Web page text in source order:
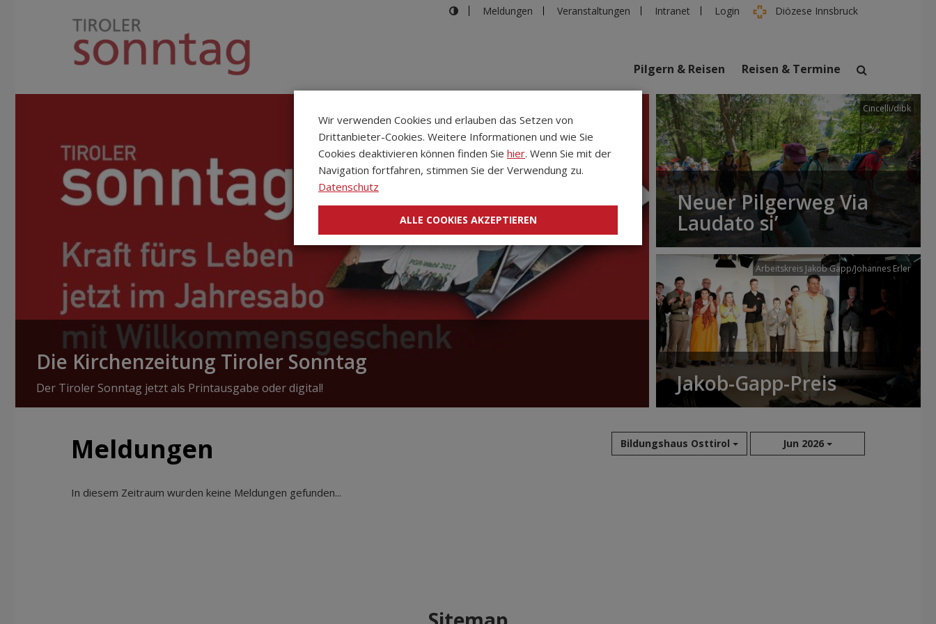
Meldungen Veranstaltungen Intranet Login Diözese Innsbruck
suchen
Veranstaltungen Personen
Pilgern & Reisen Reisen & Termine
Die Kirchenzeitung Tiroler Sonntag
Der Tiroler Sonntag jetzt als Printausgabe oder digital!
Cincelli/dibk
Neuer Pilgerweg Via
Laudato si’
Arbeitskreis Jakob Gapp/Johannes Erler
Jakob-Gapp-Preis
Meldungen Bildungshaus Osttirol Jun 2026
In diesem Zeitraum wurden keine Meldungen gefunden...
Wir verwenden Cookies und erlauben das Setzen von
Drittanbieter-Cookies. Weitere Informationen und wie Sie
Cookies deaktivieren können finden Sie hier. Wenn Sie mit der
Navigation fortfahren, stimmen Sie der Verwendung zu.
Datenschutz
ALLE COOKIES AKZEPTIEREN